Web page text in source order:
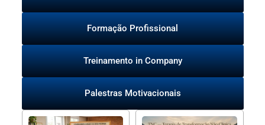
Formação Profissional
Treinamento in Company
Palestras Motivacionais